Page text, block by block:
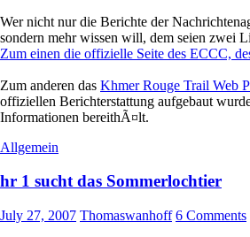
Wer nicht nur die Berichte der
sondern mehr wissen will, dem seien zwei
Zum einen die offizielle Seite des ECCC,
Zum anderen das Khmer Rouge Trail Web
offiziellen Berichterstattung aufgebaut
Informationen bereithÃ¤lt.
Allgemein
hr 1 sucht das Sommerlochtier
July 27, 2007 Thomaswanhoff 6 Comments